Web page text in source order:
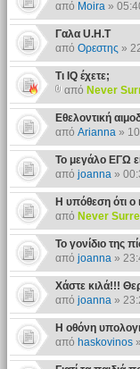
από Moira»
Γαλα U.H.T
από Ορεστης »
Τι ΙQ έχετε;
από Never
Εθελοντική
από Arianna»
Το μεγάλο ΕΓΩ
από joanna»
Η υπόθεση ότι ο
από Never
Το γονίδιο της
από joanna»
Χάστε κιλά!!!
από joanna»
Η οθόνη
από haskovinos